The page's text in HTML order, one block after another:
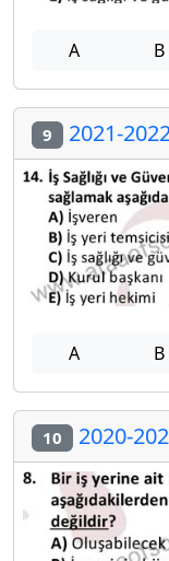
A B
9 2021-
A B
10 2020-